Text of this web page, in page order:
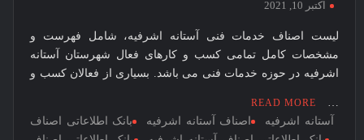
– کتاب
نخبگان
ایران –
اکتبر 10, 2021
لیست اصناف خدمات فنی آستانه اشرفیه، شامل فهرست و
مشخصات کامل تمامی کسب و کارهای فعال شهرستان آستانه
اشرفیه در حوزه خدمات فنی می باشد. بسیاری از فعالان کسب و
READ MORE
آستانه اشرفیه اصناف آستانه اشرفیه
بانک اطلاعاتی اصناف